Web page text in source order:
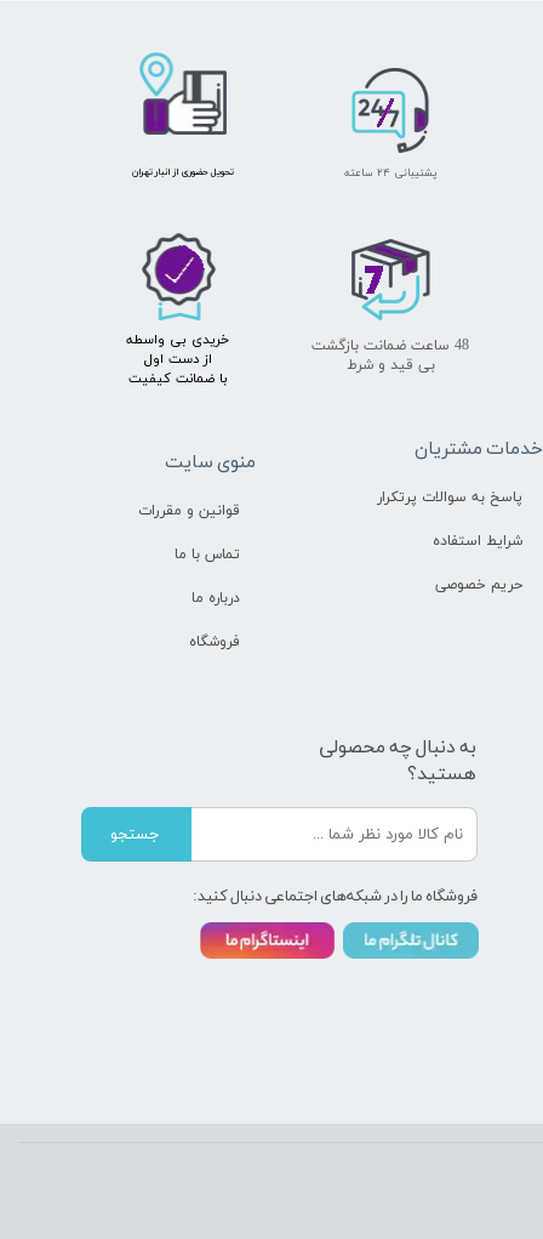
پشتیبانی ۲۴ ساعته ​تحویل حضوری از انبار تهران
48 ساعت ضمانت بازگشت
بی قید و شرط
خریدی بی واسطه
از دست اول
با ضمانت کیفیت
خدمات مشتریان
پاسخ به سوالات پرتکرار
شرایط استفاده
حریم خصوصی
منوی سایت
قوانین و مقررات
تماس با ما
درباره ما
فروشگاه
به دنبال چه محصولی
هستید؟
جستجو
فروشگاه ما را در شبکه‌های اجتماعی دنبال کنید: